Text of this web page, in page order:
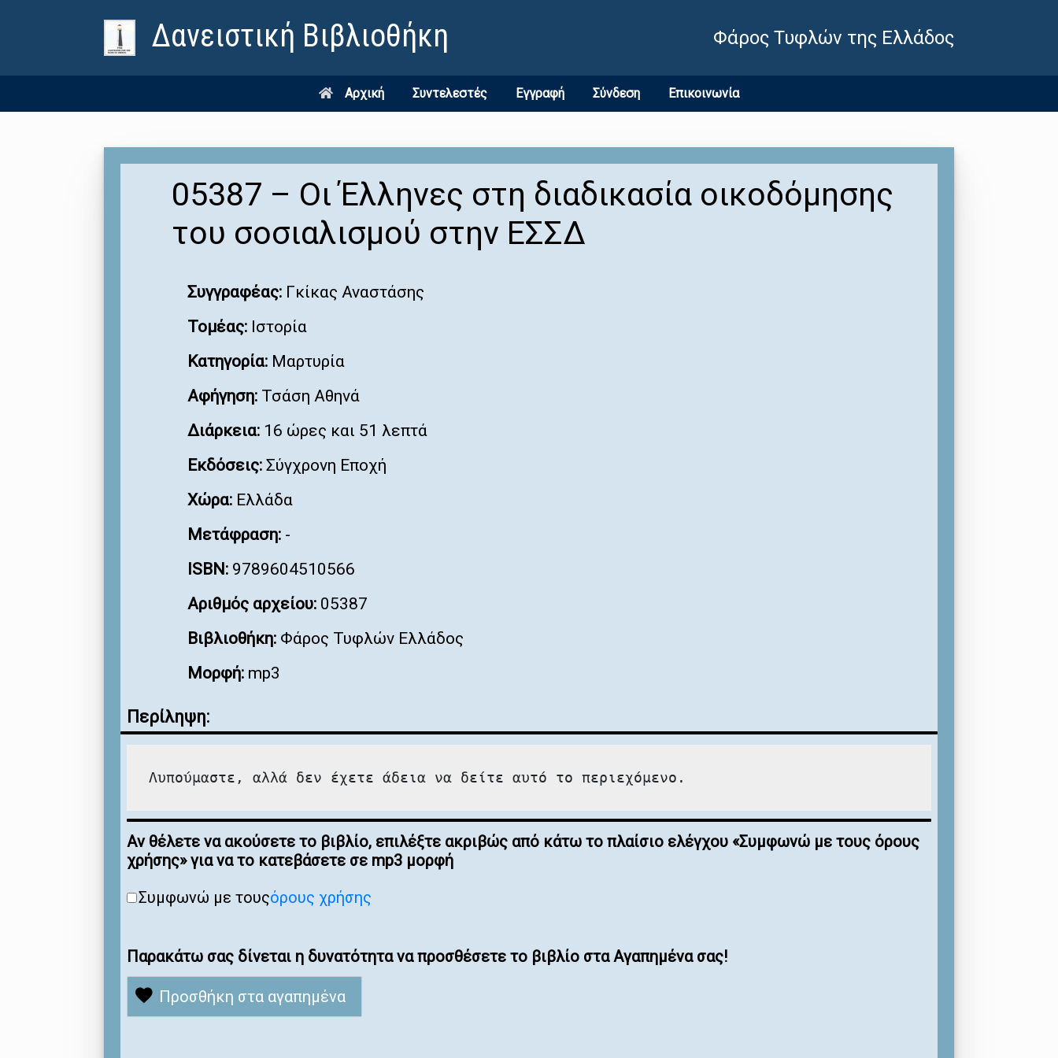
Δανειστική Βιβλιοθήκη Φάρος Τυφλών της Ελλάδος
Αρχική Συντελεστές Εγγραφή Σύνδεση Επικοινωνία
05387 – Οι Έλληνες στη διαδικασία οικοδόμησης
του σοσιαλισμού στην ΕΣΣΔ
Συγγραφέας: Γκίκας Αναστάσης
Τομέας: Ιστορία
Κατηγορία: Μαρτυρία
Αφήγηση: Τσάση Αθηνά
Διάρκεια: 16 ώρες και 51 λεπτά
Εκδόσεις: Σύγχρονη Εποχή
Χώρα: Ελλάδα
Μετάφραση: -
ISBN: 9789604510566
Αριθμός αρχείου: 05387
Βιβλιοθήκη: Φάρος Τυφλών Ελλάδος
Μορφή: mp3
Περίληψη:
Λυπούμαστε, αλλά δεν έχετε άδεια να δείτε αυτό το περιεχόμενο.
Αν θέλετε να ακούσετε το βιβλίο, επιλέξτε ακριβώς από κάτω το πλαίσιο ελέγχου «Συμφωνώ με τους όρους
χρήσης» για να το κατεβάσετε σε mp3 μορφή
Συμφωνώ με τουςόρους χρήσης
Παρακάτω σας δίνεται η δυνατότητα να προσθέσετε το βιβλίο στα Αγαπημένα σας!
Προσθήκη στα αγαπημένα